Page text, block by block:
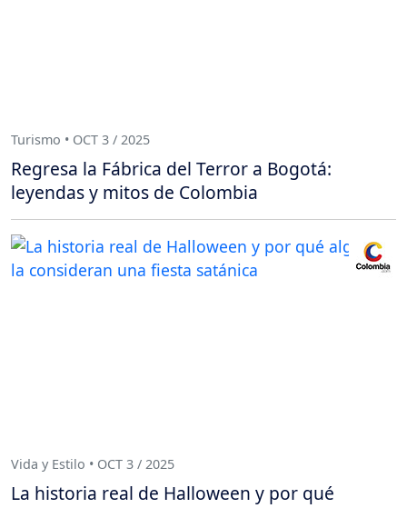
Turismo • OCT 3 / 2025
Regresa la Fábrica del Terror a Bogotá:
leyendas y mitos de Colombia
Vida y Estilo • OCT 3 / 2025
La historia real de Halloween y por qué